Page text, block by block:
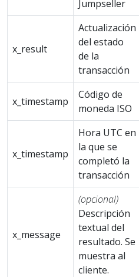
Jumpseller
x_result
Actualización
del estado
de la
transacción
x_timestamp
Código de
moneda ISO
x_timestamp
Hora UTC en
la que se
completó la
transacción
x_message
(opcional)
Descripción
textual del
resultado. Se
muestra al
cliente.